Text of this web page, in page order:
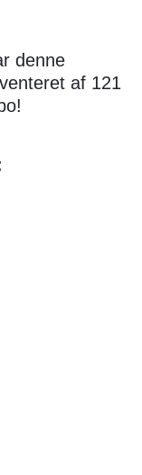
denne
af 121